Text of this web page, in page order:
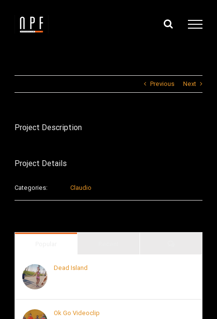
Previous Next
Project Description
Project Details
Categories: Claudio
Dead Island
Ok Go Videoclip